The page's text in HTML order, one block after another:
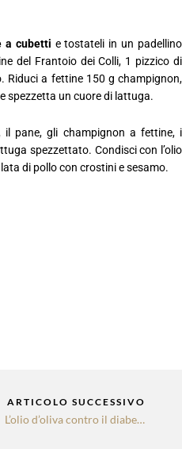
a cubetti e tostateli in un padellino
del Frantoio dei Colli, 1 pizzico di
Riduci a fettine 150 g champignon,
spezzetta un cuore di lattuga.
pane, gli champignon a fettine, i
spezzettato. Condisci con l’olio
di pollo con crostini e sesamo.
ARTICOLO SUCCESSIVO
L’olio d’oliva contro il diabete